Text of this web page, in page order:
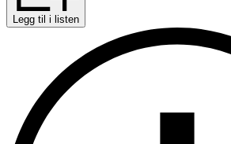
Legg til i listen